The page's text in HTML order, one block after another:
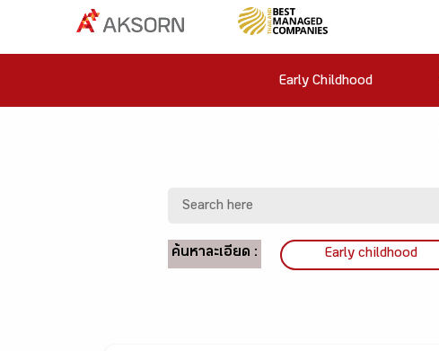
Early Childhood
ค้นหาละเอียด : Early childhood